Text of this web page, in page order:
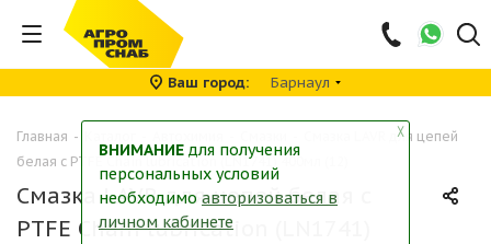
Ваш город Барнаул
Главная -
Смазка LAVR для цепей
белая с PTFE Chain lubrication (LN1741) 400мл (12)
Смазка LAVR для цепей белая с
PTFE Chain lubrication (LN1741)
╳
ВНИМАНИЕ для получения
персональных условий
необходимо авторизоваться в
личном кабинете